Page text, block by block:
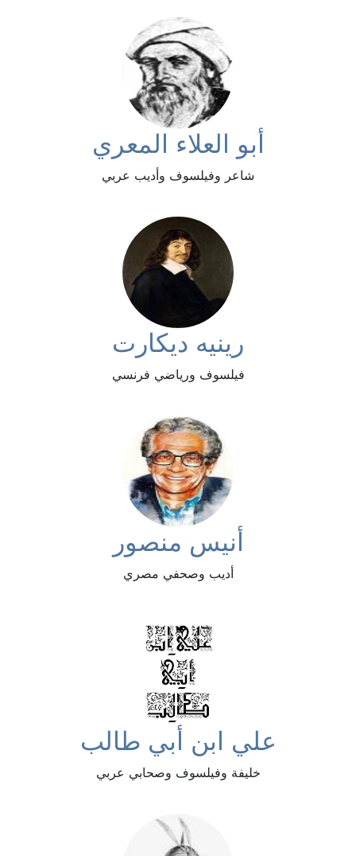
أبو العلاء المعري
شاعر وفيلسوف وأديب عربي
رينيه ديكارت
فيلسوف ورياضي فرنسي
أنيس منصور
أديب وصحفي مصري
علي ابن أبي طالب
خليفة وفيلسوف وصحابي عربي